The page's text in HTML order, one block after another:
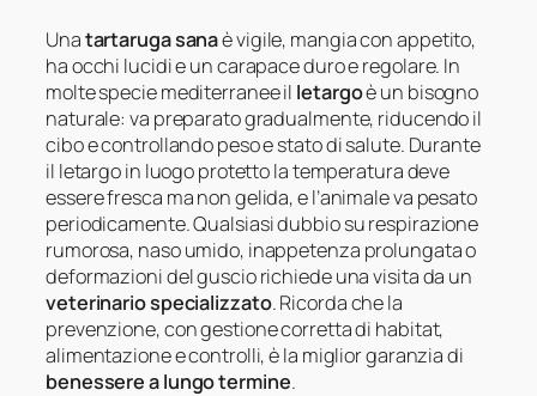
Unatartaruga sanaè vigile, mangia con appetito,
ha occhi lucidi e un carapace duro e regolare. In
molte specie mediterranee il letargoè un bisogno
naturale: va preparato gradualmente, riducendo il
cibo e controllando peso e stato di salute. Durante
il letargo in luogo protetto la temperatura deve
essere fresca ma non gelida, e l’animale va pesato
periodicamente. Qualsiasi dubbio su respirazione
rumorosa, naso umido, inappetenza prolungata o
deformazioni del guscio richiede una visita da un
veterinario specializzato. Ricorda che la
prevenzione, con gestione corretta di habitat,
alimentazione e controlli, è la miglior garanzia di
benessere a lungo termine.